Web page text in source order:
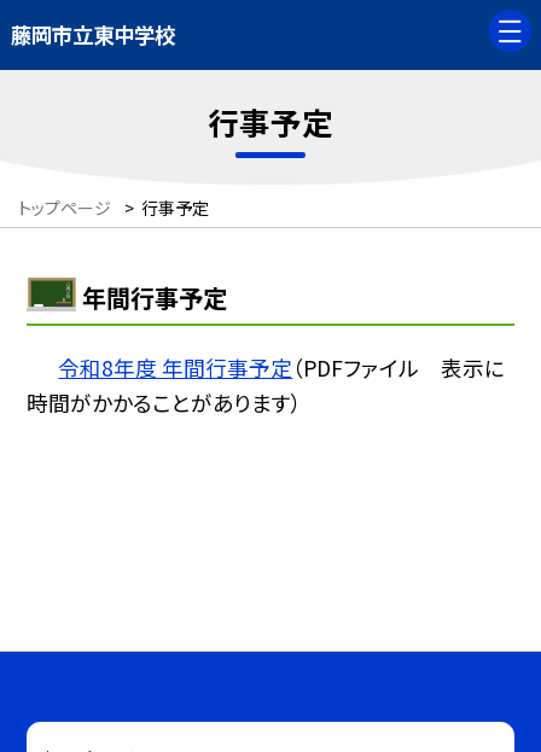
藤岡市立東中学校
行事予定
トップページ > 行事予定
年間行事予定
令和8年度 年間行事予定 （PDFファイル 表示に
時間がかかることがあります）